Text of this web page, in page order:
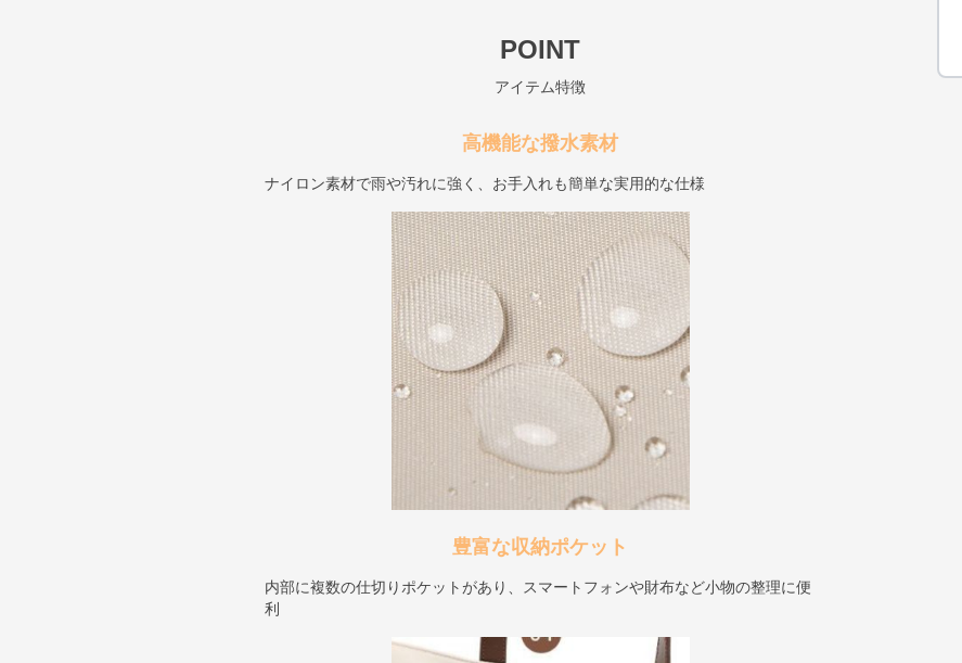
POINT
アイテム特徴
高機能な撥水素材
ナイロン素材で雨や汚れに強く、お手入れも簡単な実用的な仕様
豊富な収納ポケット
内部に複数の仕切りポケットがあり、スマートフォンや財布など小物の整理に便
利